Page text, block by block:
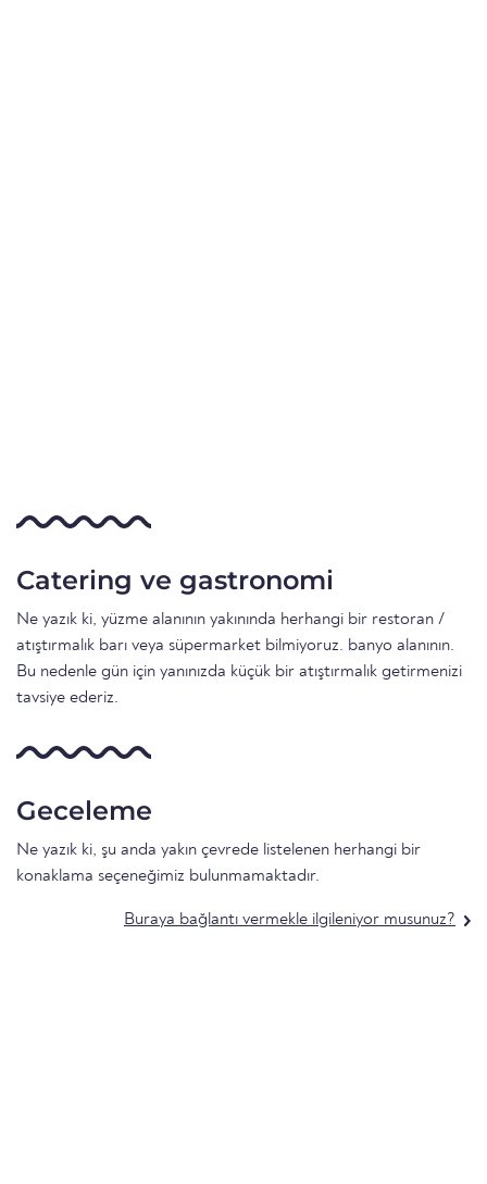
Catering ve gastronomi
Ne yazık ki, yüzme alanının yakınında herhangi bir restoran /
atıştırmalık barı veya süpermarket bilmiyoruz. banyo alanının.
Bu nedenle gün için yanınızda küçük bir atıştırmalık getirmenizi
tavsiye ederiz.
Geceleme
Ne yazık ki, şu anda yakın çevrede listelenen herhangi bir
konaklama seçeneğimiz bulunmamaktadır.
Buraya bağlantı vermekle ilgileniyor musunuz?